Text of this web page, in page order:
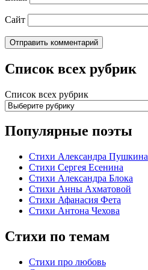
Сайт
Список всех рубрик
Список всех рубрик
Популярные поэты
Стихи Александра Пушкина
Стихи Сергея Есенина
Стихи Александра Блока
Стихи Анны Ахматовой
Стихи Афанасия Фета
Стихи Антона Чехова
Стихи по темам
Стихи про любовь